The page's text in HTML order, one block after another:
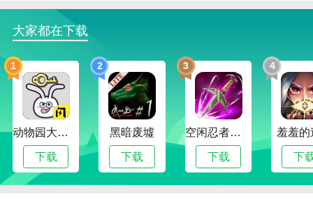
定最佳的作战计划。
1.战斗模式：挑战不同级别，解锁新地图和敌人，
体验不同的战争场景和战略布局。
2.多人战斗：与其他玩家结成联盟，共同抵抗外敌
入侵，争夺资源和领土，进行激烈的王国战斗。
3.战略布局：合理安排城市建设和资源收集，确保
王国的繁荣发展，同时防止敌人的袭击和入侵，确保王
大家都在下载
1
动物园大冒险
下载
2
黑暗废墟
下载
3
空闲忍者传奇
下载
4
羞羞的
下